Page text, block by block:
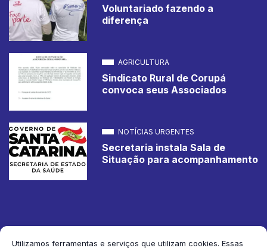
Utilizamos ferramentas e serviços que utilizam cookies. Essas
Voluntariado fazendo a
diferença
AGRICULTURA
Sindicato Rural de Corupá
convoca seus Associados
NOTÍCIAS URGENTES
Secretaria instala Sala de
Situação para acompanhamento